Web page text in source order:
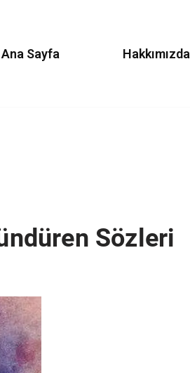
Ana Sayfa Hakkımızda
Sözleri